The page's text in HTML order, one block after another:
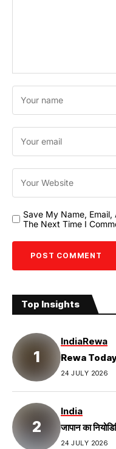
Save My Name,
The Next Time I
Top Insights
IndiaRewa
Rewa
24 JULY 2026
India
जापान का
24 JULY 2026